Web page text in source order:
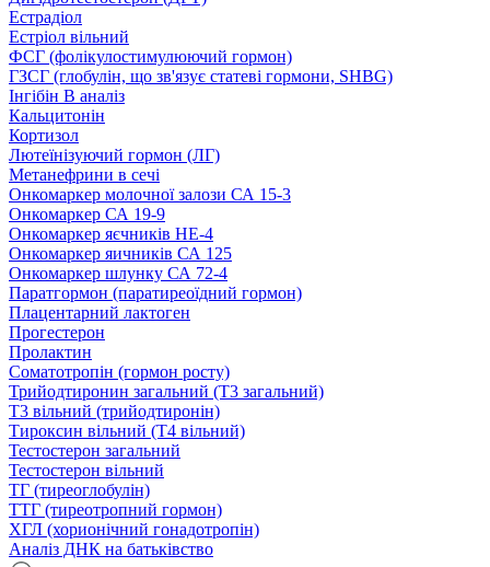
Естрадіол
Естріол вільний
ФСГ (фолікулостимулюючий гормон)
ГЗСГ (глобулін, що зв'язує статеві гормони, SHBG)
Інгібін B аналіз
Кальцитонін
Кортизол
Лютеїнізуючий гормон (ЛГ)
Метанефрини в сечі
Онкомаркер молочної залози СА 15-3
Онкомаркер СА 19-9
Онкомаркер яєчників НЕ-4
Онкомаркер яичників СА 125
Онкомаркер шлунку СА 72-4
Паратгормон (паратиреоїдний гормон)
Плацентарний лактоген
Прогестерон
Пролактин
Соматотропін (гормон росту)
Трийодтиронин загальний (Т3 загальний)
Т3 вільний (трийодтиронін)
Тироксин вільний (Т4 вільний)
Тестостерон загальний
Тестостерон вільний
ТГ (тиреоглобулін)
ТТГ (тиреотропний гормон)
ХГЛ (хорионічний гонадотропін)
Аналіз ДНК на батьківство